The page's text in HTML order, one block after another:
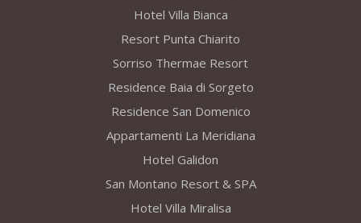
Hotel Villa Bianca
Resort Punta Chiarito
Sorriso Thermae Resort
Residence Baia di Sorgeto
Residence San Domenico
Appartamenti La Meridiana
Hotel Galidon
San Montano Resort & SPA
Hotel Villa Miralisa